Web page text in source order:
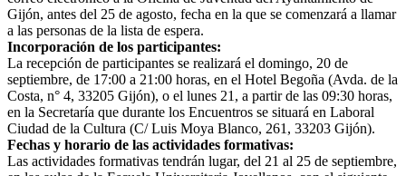
Gijón, antes del 25 de agosto, fecha en la que se comenzará a llamar
a las personas de la lista de espera.
Incorporación de los participantes:
La recepción de participantes se realizará el domingo, 20 de
septiembre, de 17:00 a 21:00 horas, en el Hotel Begoña (Avda. de la
Costa, n° 4, 33205 Gijón), o el lunes 21, a partir de las 09:30 horas,
en la Secretaría que durante los Encuentros se situará en Laboral
Ciudad de la Cultura (C/ Luis Moya Blanco, 261, 33203 Gijón).
Fechas y horario de las actividades formativas:
Las actividades formativas tendrán lugar, del 21 al 25 de septiembre,